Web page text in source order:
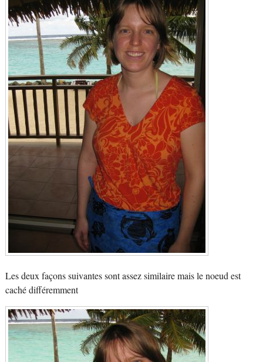
Les deux façons suivantes sont assez similaire mais le noeud est
caché différemment